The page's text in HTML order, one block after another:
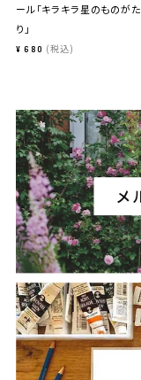
ール「キラキラ星のものがた
り」
¥ 680 税込